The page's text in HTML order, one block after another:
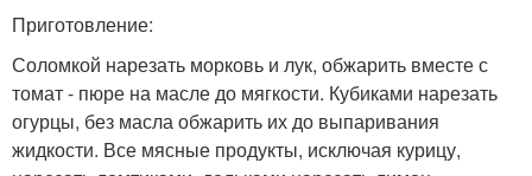
Приготовление:
Соломкой нарезать морковь и лук, обжарить вместе с
томат - пюре на масле до мягкости. Кубиками нарезать
огурцы, без масла обжарить их до выпаривания
жидкости. Все мясные продукты, исключая курицу,